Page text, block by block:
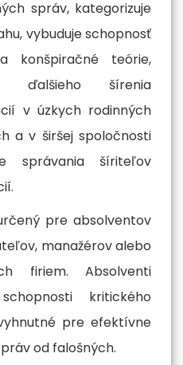
správ, kategorizuje
vybuduje schopnosť
konšpiračné teórie,
ďalšieho šírenia
v úzkych rodinných
a v širšej spoločnosti
správania šíriteľov
pre absolventov
manažérov alebo
firiem. Absolventi
kritického
pre efektívne
od falošných.